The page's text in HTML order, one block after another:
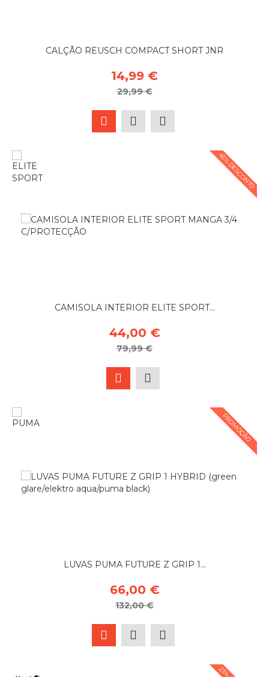
CALÇÃO REUSCH COMPACT SHORT JNR
14,99 €
29,99 €
45% DESCONTO
CAMISOLA INTERIOR ELITE SPORT...
44,00 €
79,99 €
PROMOÇÃO
LUVAS PUMA FUTURE Z GRIP 1...
66,00 €
132,00 €